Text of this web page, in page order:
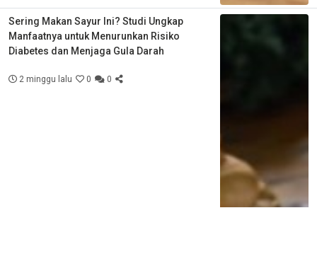
Sering Makan Sayur Ini? Studi Ungkap
Manfaatnya untuk Menurunkan Risiko
Diabetes dan Menjaga Gula Darah
2 minggu lalu 0 0